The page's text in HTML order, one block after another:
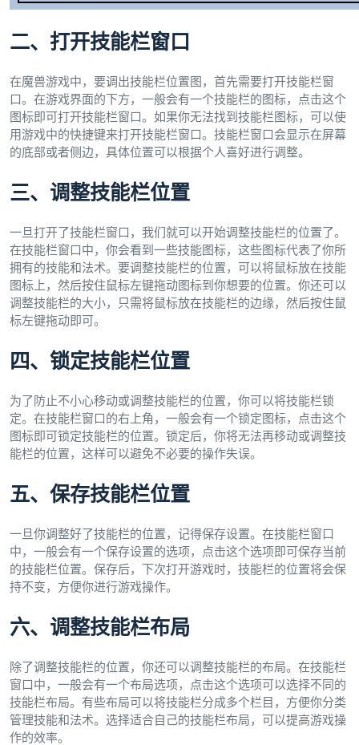
二、打开技能栏窗口
在魔兽游戏中，要调出技能栏位置图，首先需要打开技能栏窗
口。在游戏界面的下方，一般会有一个技能栏的图标，点击这个
图标即可打开技能栏窗口。如果你无法找到技能栏图标，可以使
用游戏中的快捷键来打开技能栏窗口。技能栏窗口会显示在屏幕
的底部或者侧边，具体位置可以根据个人喜好进行调整。
三、调整技能栏位置
一旦打开了技能栏窗口，我们就可以开始调整技能栏的位置了。
在技能栏窗口中，你会看到一些技能图标，这些图标代表了你所
拥有的技能和法术。要调整技能栏的位置，可以将鼠标放在技能
图标上，然后按住鼠标左键拖动图标到你想要的位置。你还可以
调整技能栏的大小，只需将鼠标放在技能栏的边缘，然后按住鼠
标左键拖动即可。
四、锁定技能栏位置
为了防止不小心移动或调整技能栏的位置，你可以将技能栏锁
定。在技能栏窗口的右上角，一般会有一个锁定图标，点击这个
图标即可锁定技能栏的位置。锁定后，你将无法再移动或调整技
能栏的位置，这样可以避免不必要的操作失误。
五、保存技能栏位置
一旦你调整好了技能栏的位置，记得保存设置。在技能栏窗口
中，一般会有一个保存设置的选项，点击这个选项即可保存当前
的技能栏位置。保存后，下次打开游戏时，技能栏的位置将会保
持不变，方便你进行游戏操作。
六、调整技能栏布局
除了调整技能栏的位置，你还可以调整技能栏的布局。在技能栏
窗口中，一般会有一个布局选项，点击这个选项可以选择不同的
技能栏布局。有些布局可以将技能栏分成多个栏目，方便你分类
管理技能和法术。选择适合自己的技能栏布局，可以提高游戏操
作的效率。